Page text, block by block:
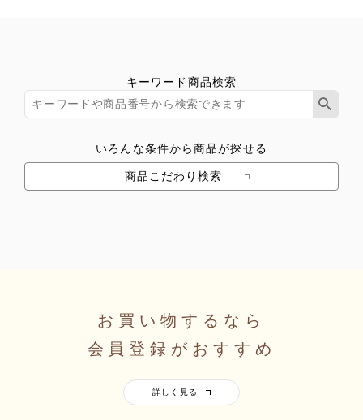
キーワード商品検索
いろんな条件から商品が探せる
商品こだわり検索
お買い物するなら
会員登録がおすすめ